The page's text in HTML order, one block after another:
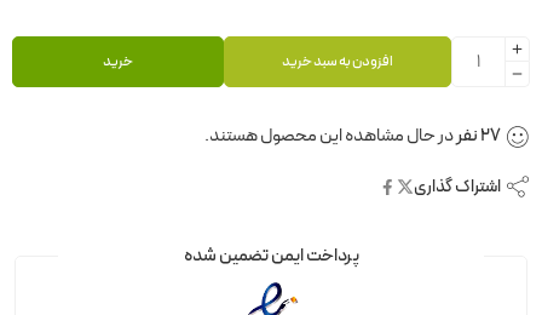
افزودن به سبد خرید خرید
30نفردر حال مشاهده این محصول هستند.
اشتراک گذاری
پرداخت ایمن تضمین شده